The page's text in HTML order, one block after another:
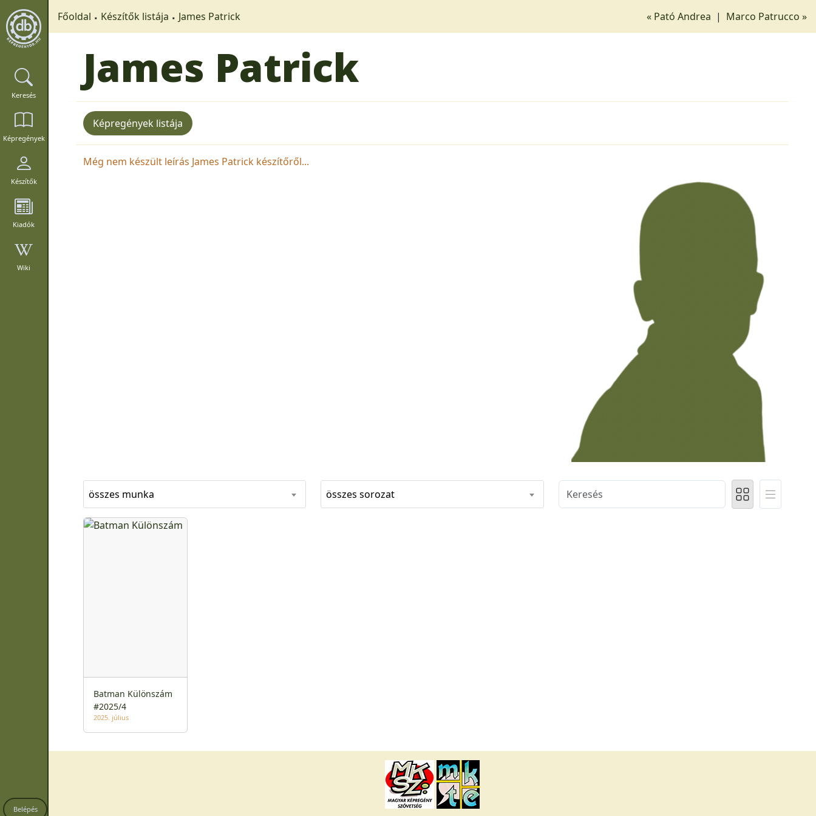
Keresés
Képregények
Készítők
Kiadók
Wiki
Belépés
Főoldal Készítők listája James Patrick « Pató Andrea | Marco Patrucco »
James Patrick
Képregények listája
Még nem készült leírás James Patrick készítőről...
összes munka összes sorozat
Batman Különszám
#2025/4
2025. július